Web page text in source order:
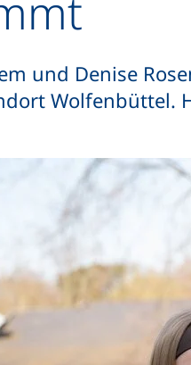
und Denise
Wolfenbüttel.